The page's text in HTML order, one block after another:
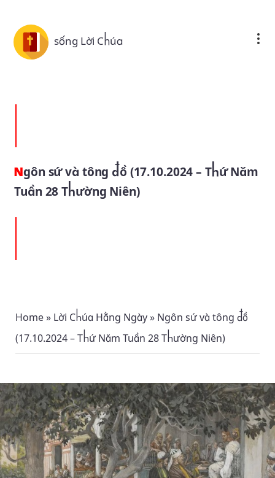
sống Lời Chúa
Ngôn sứ và tông đồ (17.10.2024 – Thứ Năm
Tuần 28 Thường Niên)
Home» Lời Chúa Hằng Ngày» Ngôn sứ và tông đồ
(17.10.2024 – Thứ Năm Tuần 28 Thường Niên)